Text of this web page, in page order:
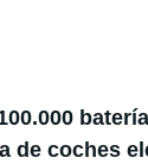
de coches